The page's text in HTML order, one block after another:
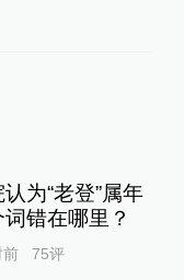
为“老登”属年
错在哪里？
前 75评